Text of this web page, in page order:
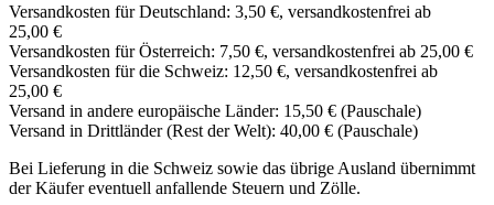
Versandkosten für Deutschland: 3,50 €, versandkostenfrei ab
25,00 €
Versandkosten für Österreich: 7,50 €, versandkostenfrei ab 25,00 €
Versandkosten für die Schweiz: 12,50 €, versandkostenfrei ab
25,00 €
Versand in andere europäische Länder: 15,50 € (Pauschale)
Versand in Drittländer (Rest der Welt): 40,00 € (Pauschale)
Bei Lieferung in die Schweiz sowie das übrige Ausland übernimmt
der Käufer eventuell anfallende Steuern und Zölle.